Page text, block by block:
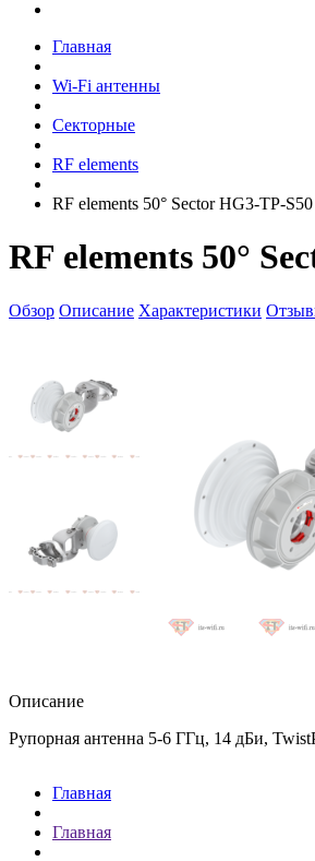
Главная
Wi-Fi антенны
Секторные
RF elements
RF elements 50° Sector HG3-TP-S50
RF elements 50°
Обзор Описание Характеристики
Описание
Рупорная антенна 5-6 ГГц, 14 дБи,
Главная
Главная